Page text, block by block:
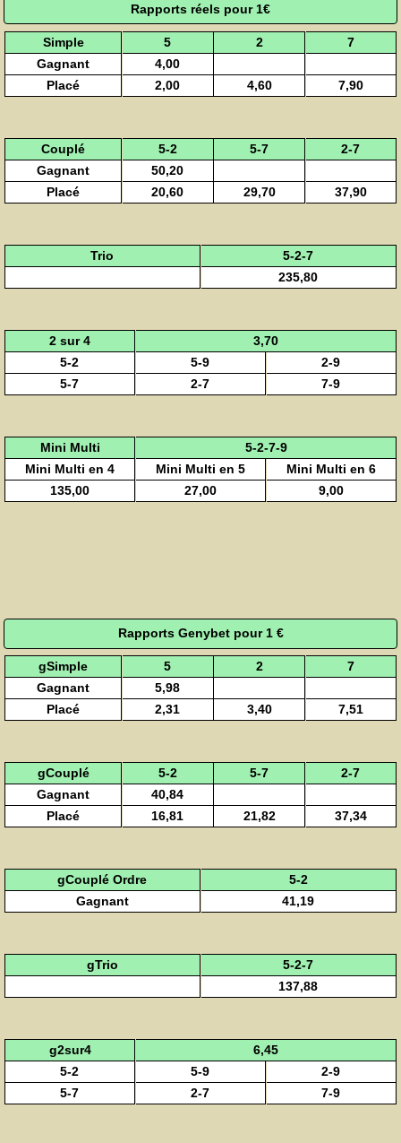
Rapports réels pour 1€
Simple 5 2
7
Gagnant
4,00
Placé
2,00 4,60 7,90
Couplé 5-2 5-7
2-7
Gagnant
50,20
Placé
20,60 29,70 37,90
Trio
5-2-7
235,80
2 sur 4
3,70
5-2
5-9
2-9
5-7
2-7 7-9
Mini Multi
5-2-7-9
Mini Multi en 4
Mini Multi en 5
Mini Multi en 6
135,00
27,00 9,00
Rapports Genybet pour 1 €
gSimple 5 2
7
Gagnant
5,98
Placé
2,31 3,40 7,51
gCouplé 5-2 5-7
2-7
Gagnant
40,84
Placé
16,81 21,82 37,34
gCouplé Ordre
5-2
Gagnant
41,19
gTrio
5-2-7
137,88
g2sur4
6,45
5-2
5-9
2-9
5-7
2-7 7-9